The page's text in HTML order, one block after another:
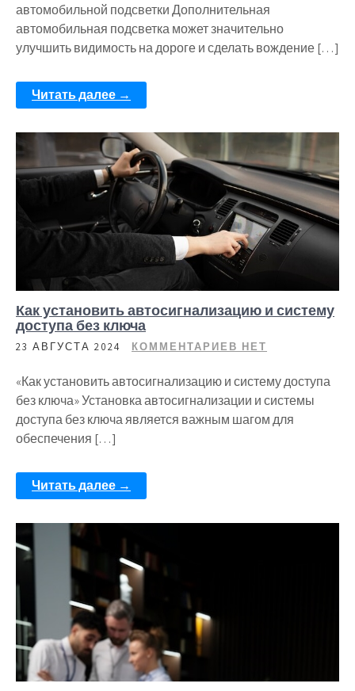
автомобильной подсветки Дополнительная
автомобильная подсветка может значительно
улучшить видимость на дороге и сделать вождение […]
Читать далее →
Как установить автосигнализацию и систему
доступа без ключа
23 АВГУСТА 2024 КОММЕНТАРИЕВ НЕТ
«Как установить автосигнализацию и систему доступа
без ключа» Установка автосигнализации и системы
доступа без ключа является важным шагом для
обеспечения […]
Читать далее →